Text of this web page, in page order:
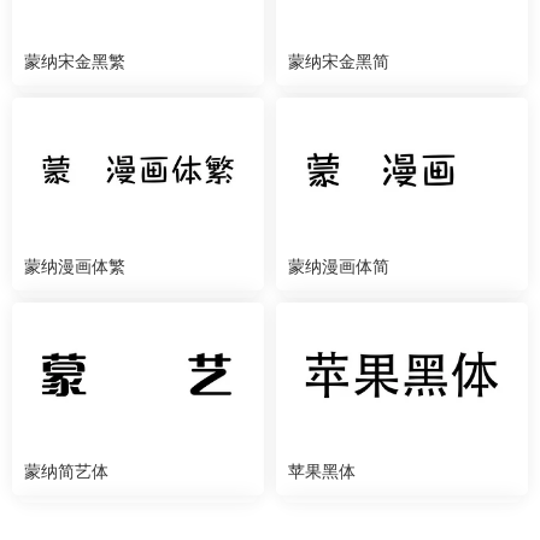
蒙纳宋金黑繁 蒙纳宋金黑简
蒙纳漫画体繁 蒙纳漫画体简
蒙纳简艺体 苹果黑体